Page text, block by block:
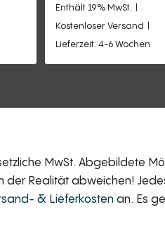
Enthält 19% MwSt.
Kostenloser Versand
Lieferzeit: 4-6 Wochen
MwSt. Abgebildete
der Realität abweichen!
& Lieferkosten an. Es